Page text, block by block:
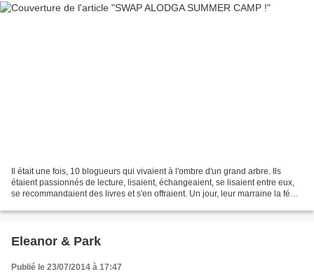
Il était une fois, 10 blogueurs qui vivaient à l'ombre d'un grand arbre. Ils
étaient passionnés de lecture, lisaient, échangeaient, se lisaient entre eux,
se recommandaient des livres et s'en offraient. Un jour, leur marraine la fée
Eleanor & Park
Publié le 23/07/2014 à 17:47